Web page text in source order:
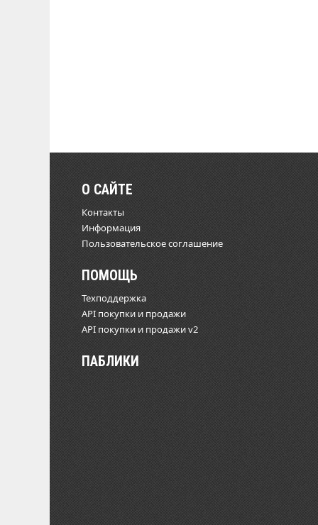
О САЙТЕ
Контакты
Информация
Пользовательское соглашение
ПОМОЩЬ
Техподдержка
API покупки и продажи
API покупки и продажи v2
ПАБЛИКИ